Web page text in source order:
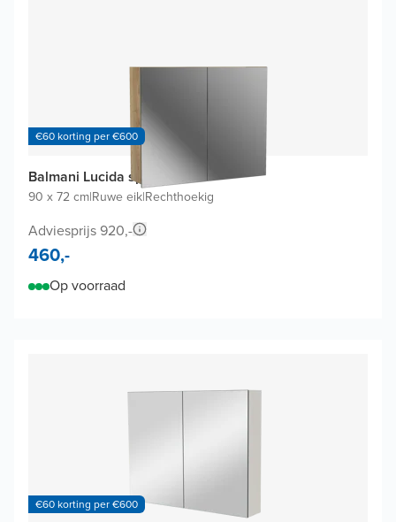
€60 korting per €600
Balmani Lucida spiegelkast
90 x 72 cm|Ruwe eik|Rechthoekig
Adviesprijs 920,-
460,-
Op voorraad
€60 korting per €600